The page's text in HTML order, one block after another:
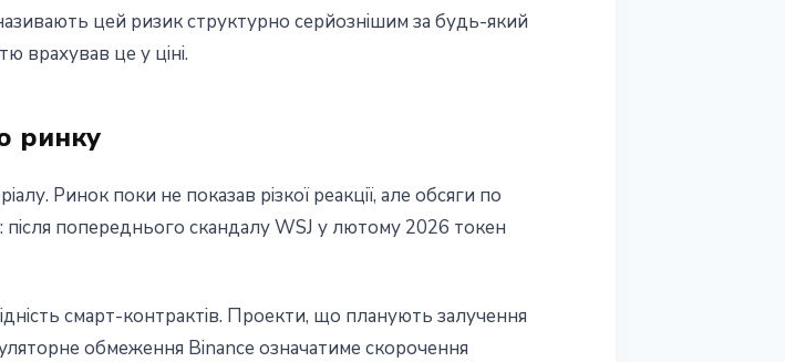
цей ризик структурно серйознішим за будь-який
врахував це у ціні.
ринку
Ринок поки не показав різкої реакції, але обсяги по
попереднього скандалу WSJ у лютому 2026 токен
смарт-контрактів. Проекти, що планують залучення
обмеження Binance означатиме скорочення